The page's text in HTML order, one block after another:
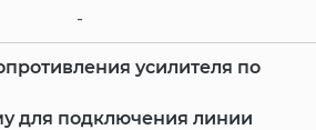
-
усилителя по
для подключения линии